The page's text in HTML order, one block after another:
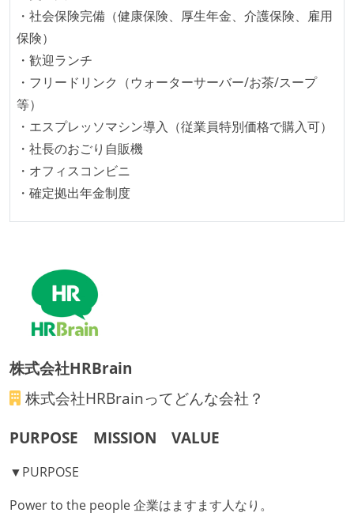
ジニアがいる
フレックスタイム制または裁量労働制を採用している
メンバーの多様性
開発メンバーの新卒採用を実施している
職業安定法に対応する記載事項
労働契約期間：無期雇用
フレックスタイム制の所定労働時間：1日平均8時間相
当
試用期間：あり（3ヶ月間）
生年金）
受動喫煙防止措置：屋内禁煙（屋内に喫煙可能室設
・社会保険完備（健康保険、厚生年金、介護保険、雇用
保険）
・歓迎ランチ
・フリードリンク（ウォーターサーバー/お茶/スープ
等）
・エスプレッソマシン導入（従業員特別価格で購入可）
・社長のおごり自販機
・オフィスコンビニ
・確定拠出年金制度
株式会社HRBrain
株式会社HRBrainってどんな会社？
PURPOSE MISSION VALUE
▼PURPOSE
Power to the people 企業はますます人なり。